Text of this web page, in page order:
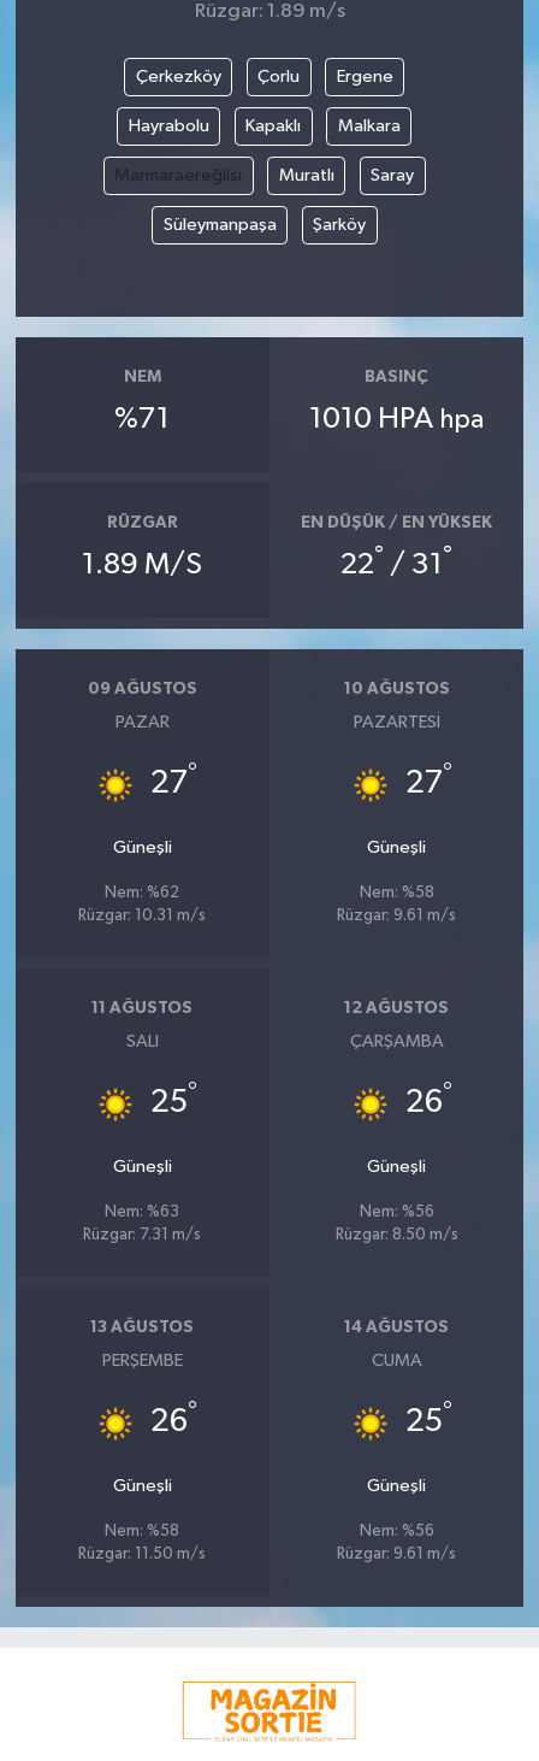
Rüzgar: 1.89 m/s
Çerkezköy Çorlu Ergene
Hayrabolu Kapaklı Malkara
Marmaraereğlisi Muratlı Saray
Süleymanpaşa Şarköy
NEM
%71
BASINÇ
1010 HPA hpa
RÜZGAR
1.89 M/S
EN DÜŞÜK / EN YÜKSEK
22° / 31 °
09 AĞUSTOS
PAZAR
27°
Güneşli
Nem: %62
Rüzgar: 10.31 m/s
10 AĞUSTOS
PAZARTESI
27°
Güneşli
Nem: %58
Rüzgar: 9.61 m/s
11 AĞUSTOS
SALI
25°
Güneşli
Nem: %63
Rüzgar: 7.31 m/s
12 AĞUSTOS
ÇARŞAMBA
26°
Güneşli
Nem: %56
Rüzgar: 8.50 m/s
13 AĞUSTOS
PERŞEMBE
26°
Güneşli
Nem: %58
Rüzgar: 11.50 m/s
14 AĞUSTOS
CUMA
25°
Güneşli
Nem: %56
Rüzgar: 9.61 m/s